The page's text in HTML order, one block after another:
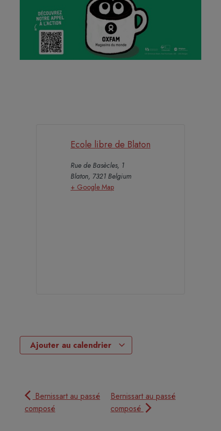
Ecole libre de Blaton
Rue de Basècles, 1
Blaton, 7321 Belgium
+ Google Map
Ajouter au calendrier
Bernissart au passé
composé
Bernissart au passé
composé